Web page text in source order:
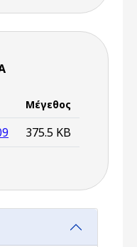
Μέγεθος
375.5 KB